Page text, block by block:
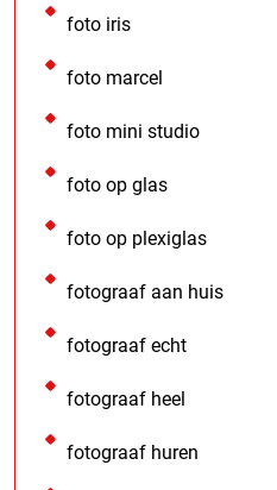
foto iris
foto marcel
foto mini studio
foto op glas
foto op plexiglas
fotograaf aan huis
fotograaf echt
fotograaf heel
fotograaf huren